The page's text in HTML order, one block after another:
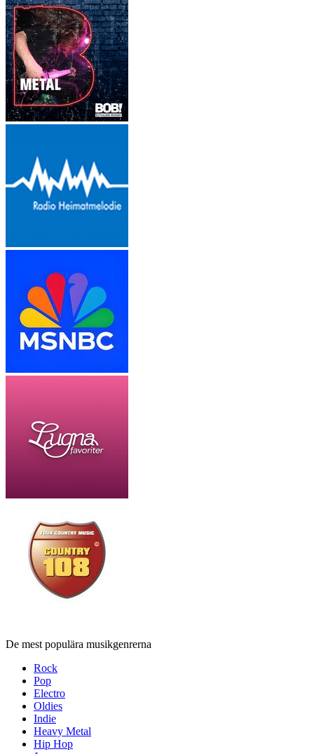
De mest populära musikgenrerna
Rock
Pop
Electro
Oldies
Indie
Heavy Metal
Hip Hop